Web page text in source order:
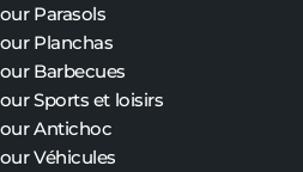
Parasols
Planchas
Barbecues
Sports et loisirs
Antichoc
Véhicules